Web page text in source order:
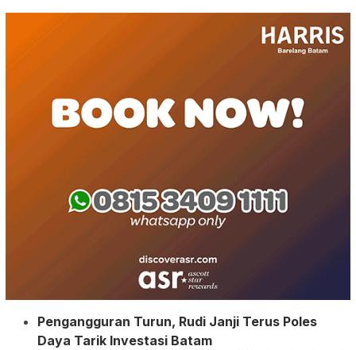
Pengangguran Turun, Rudi Janji Terus Poles
Daya Tarik Investasi Batam